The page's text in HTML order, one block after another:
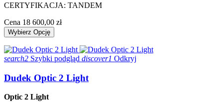
CERTYFIKACJA: TANDEM
Cena 18 600,00 zł
Wybierz Opcję
search2 Szybki podgląd discover1 Odkryj
Dudek Optic 2 Light
Optic 2 Light